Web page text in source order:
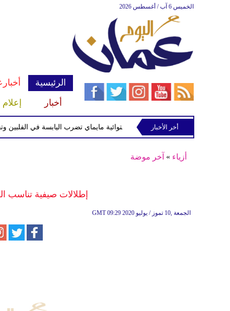
الخميس 6 آب / أغسطس 2026
الرئيسية
أخبار
إعلام
العاصفة الاستوائية مايماي تضرب اليابسة في الفلبين
أخر الأخبار
أزياء » آخر موضة
إطلالات صيفية
GMT 09:29 2020 الجمعة ,10 تموز / يوليو